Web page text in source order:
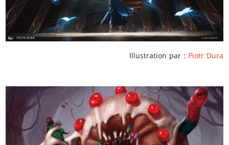
Illustration par : Piotr Dura